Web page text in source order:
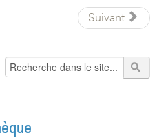
Suivant